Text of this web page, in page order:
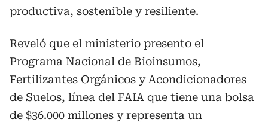
productiva, sostenible y resiliente.
Reveló que el ministerio presento el
Programa Nacional de Bioinsumos,
Fertilizantes Orgánicos y Acondicionadores
de Suelos, línea del FAIA que tiene una bolsa
de $36.000 millones y representa un